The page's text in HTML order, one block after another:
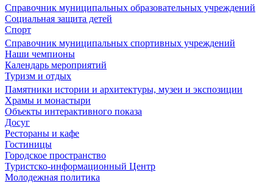
Справочник муниципальных образовательных учреждений
Социальная защита детей
Спорт
Справочник муниципальных спортивных учреждений
Наши чемпионы
Календарь мероприятий
Туризм и отдых
Памятники истории и архитектуры, музеи и экспозиции
Храмы и монастыри
Объекты интерактивного показа
Досуг
Рестораны и кафе
Гостиницы
Городское пространство
Туристско-информационный Центр
Молодежная политика